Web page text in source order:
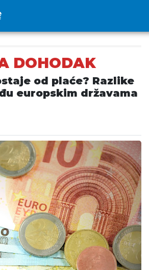
DOHODAK
od plaće? Razlike
europskim državama